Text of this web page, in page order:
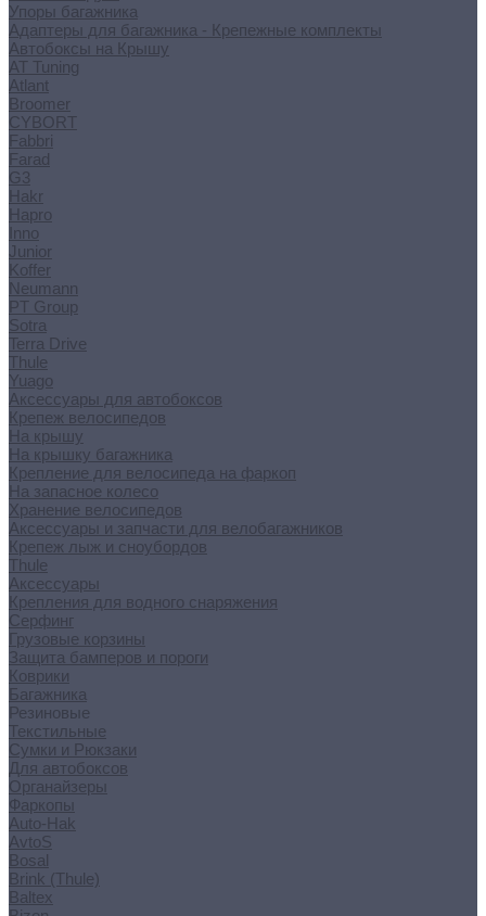
Упоры багажника
Адаптеры для багажника - Крепежные комплекты
Автобоксы на Крышу
AT Tuning
Atlant
Broomer
CYBORT
Fabbri
Farad
G3
Hakr
Hapro
Inno
Junior
Koffer
Neumann
PT Group
Sotra
Terra Drive
Thule
Yuago
Аксессуары для автобоксов
Крепеж велосипедов
На крышу
На крышку багажника
Крепление для велосипеда на фаркоп
На запасное колесо
Хранение велосипедов
Аксессуары и запчасти для велобагажников
Крепеж лыж и сноубордов
Thule
Аксессуары
Крепления для водного снаряжения
Серфинг
Грузовые корзины
Защита бамперов и пороги
Коврики
Багажника
Резиновые
Текстильные
Сумки и Рюкзаки
Для автобоксов
Органайзеры
Фаркопы
Auto-Hak
AvtoS
Bosal
Brink (Thule)
Baltex